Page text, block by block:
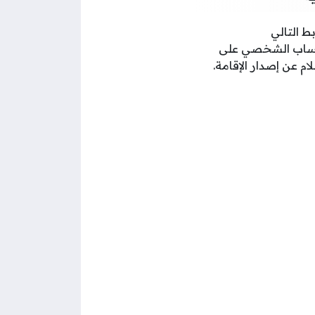
التالي
الشخصي على
عن إصدار الإقامة.